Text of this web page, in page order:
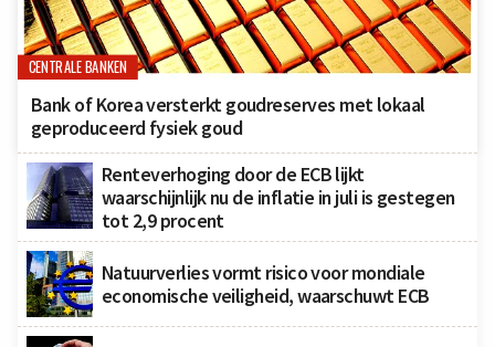
CENTRALE BANKEN
Bank of Korea versterkt goudreserves met lokaal
geproduceerd fysiek goud
Renteverhoging door de ECB lijkt
waarschijnlijk nu de inflatie in juli is gestegen
tot 2,9 procent
Natuurverlies vormt risico voor mondiale
economische veiligheid, waarschuwt ECB